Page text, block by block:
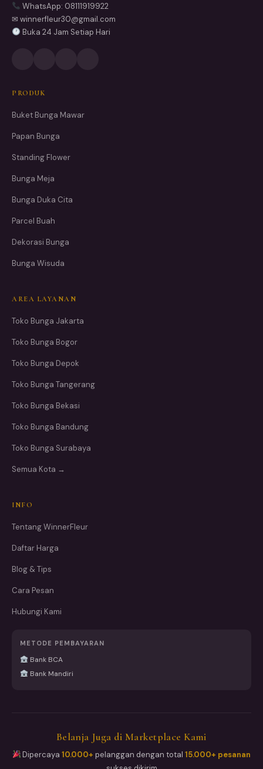
WhatsApp: 08111919922
✉ winnerfleur30@gmail.com
Buka 24 Jam Setiap Hari
PRODUK
Buket Bunga Mawar
Papan Bunga
Standing Flower
Bunga Meja
Bunga Duka Cita
Parcel Buah
Dekorasi Bunga
Bunga Wisuda
AREA LAYANAN
Toko Bunga Jakarta
Toko Bunga Bogor
Toko Bunga Depok
Toko Bunga Tangerang
Toko Bunga Bekasi
Toko Bunga Bandung
Toko Bunga Surabaya
Semua Kota →
INFO
Tentang WinnerFleur
Daftar Harga
Blog & Tips
Cara Pesan
Hubungi Kami
METODE PEMBAYARAN
Bank BCA
Bank Mandiri
Belanja Juga di Marketplace Kami
Dipercaya10.000+ pelanggan dengan total15.000+ pesanan